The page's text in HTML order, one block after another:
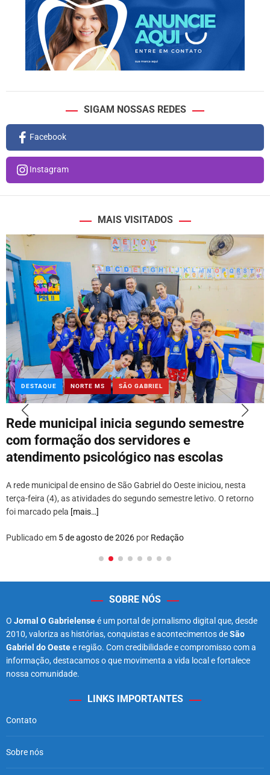
SIGAM NOSSAS REDES
Facebook
Instagram
MAIS VISITADOS
DESTAQUE NORTE MS SÃO GABRIEL
Rede municipal inicia segundo semestre
com formação dos servidores e
atendimento psicológico nas escolas
A rede municipal de ensino de São Gabriel do Oeste iniciou, nesta
terça-feira (4), as atividades do segundo semestre letivo. O retorno
foi marcado pela [mais…]
Publicado em 5 de agosto de 2026 por Redação
SOBRE NÓS
O Jornal O Gabrielenseé um portal de jornalismo digital que, desde
2010, valoriza as histórias, conquistas e acontecimentos deSão
Gabriel do Oestee região. Com credibilidade e compromisso com a
informação, destacamos o que movimenta a vida local e fortalece
nossa comunidade.
LINKS IMPORTANTES
Contato
Sobre nós